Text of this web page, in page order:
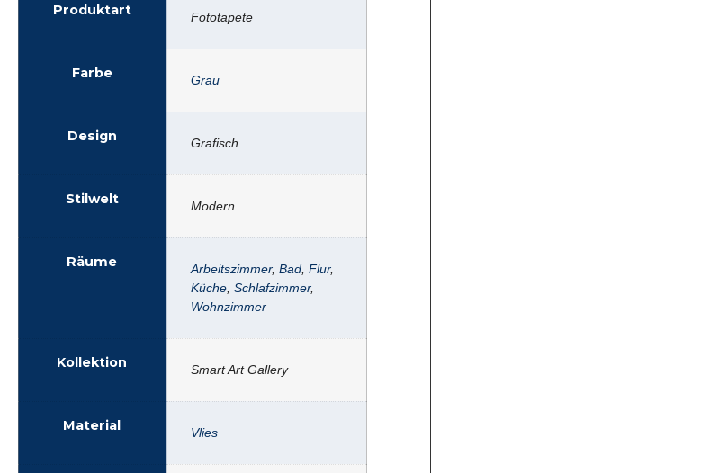
Produktart Fototapete
Farbe Grau
Design Grafisch
Stilwelt Modern
Räume Arbeitszimmer, Bad Flur,
Küche Schlafzimmer,
Wohnzimmer
Kollektion Smart Art Gallery
Material Vlies